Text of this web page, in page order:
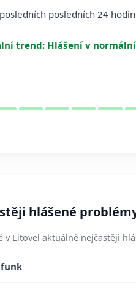
posledních 24
trend: Hlášení v
hlášené
v Litovel aktuálně nejčastěji